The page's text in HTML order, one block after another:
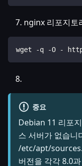
nginx 리포지토
wget -q -O -
중요
Debian 11 리포
스 서버가 없습니
/etc/apt/
버전을 각각 8.0